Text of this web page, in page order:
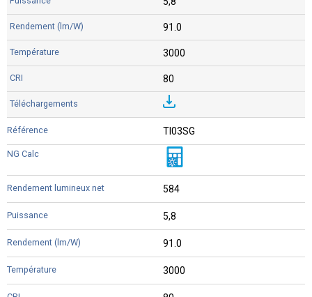
91.0
3000
80
TI03SG
584
5,8
91.0
3000